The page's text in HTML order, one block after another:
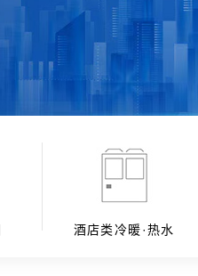
酒店类冷暖·热水